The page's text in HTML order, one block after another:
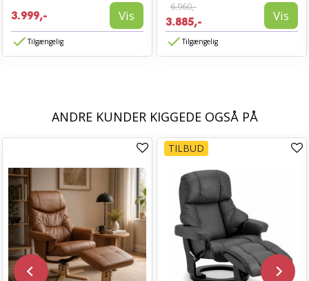
3.999,- Vis
Tilgængelig
6.960,-
3.885,- Vis
Tilgængelig
ANDRE KUNDER KIGGEDE OGSÅ PÅ
TILBUD